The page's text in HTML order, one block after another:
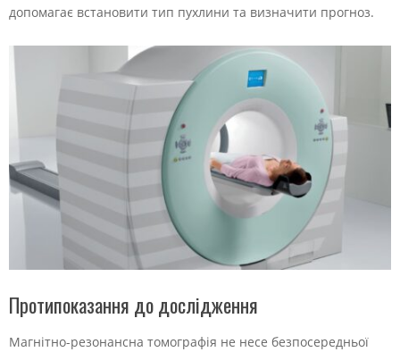
допомагає встановити тип пухлини та визначити прогноз.
Протипоказання до дослідження
Магнітно-резонансна томографія не несе безпосередньої